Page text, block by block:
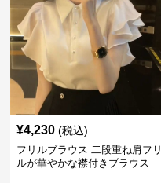
¥4,230 (税込)
フリルブラウス 二段重ね肩フリ
ルが華やかな襟付きブラウス